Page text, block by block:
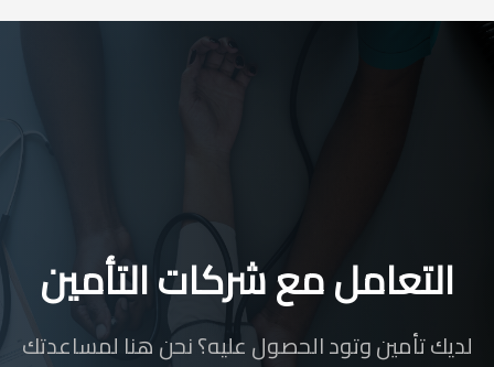
التعامل مع شركات التأمين
لديك تأمين وتود الحصول عليه؟ نحن هنا لمساعدتك